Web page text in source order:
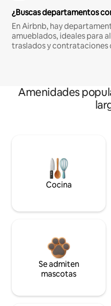
¿Buscas departamentos
En Airbnb, hay
amueblados, ideales para
traslados y contrataciones
Amenidades
Cocina
Se admiten
mascotas